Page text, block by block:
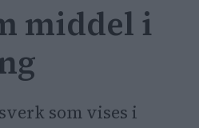
middel i
som vises i